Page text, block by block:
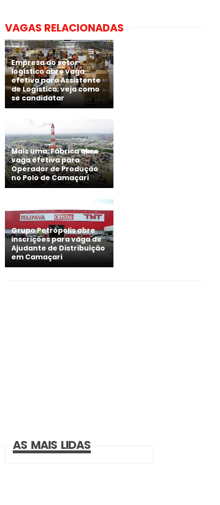
VAGAS RELACIONADAS
Empresa do setor
logístico abre vaga
efetiva para Assistente
de Logística; veja como
se candidatar
Mais uma: Fábrica abre
vaga efetiva para
Operador de Produção
no Polo de Camaçari
Grupo Petrópolis abre
inscrições para vaga de
Ajudante de Distribuição
em Camaçari
AS MAIS LIDAS